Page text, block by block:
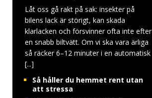
Låt oss gå rakt på sak: insekter på
bilens lack är störigt, kan skada
klarlacken och försvinner ofta inte efter
en snabb biltvätt. Om vi ska vara ärliga
så räcker 6–12 minuter i en automatisk
[...]
Så håller du hemmet rent utan
att stressa